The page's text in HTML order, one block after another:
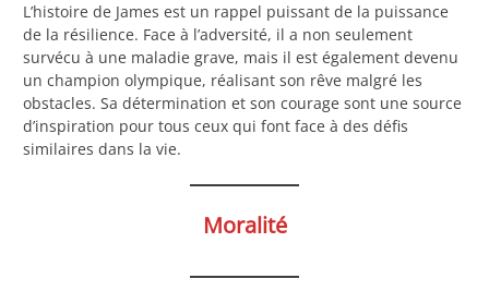
L’histoire de James est un rappel puissant de la puissance
de la résilience. Face à l’adversité, il a non seulement
survécu à une maladie grave, mais il est également devenu
un champion olympique, réalisant son rêve malgré les
obstacles. Sa détermination et son courage sont une source
d’inspiration pour tous ceux qui font face à des défis
similaires dans la vie.
Moralité